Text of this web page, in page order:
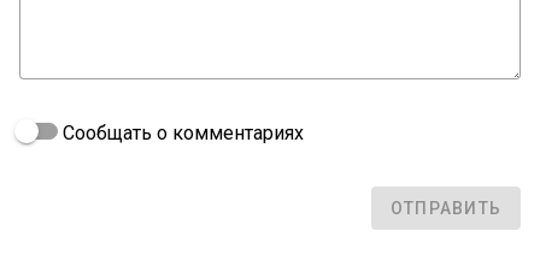
Сообщать о комментариях
ОТПРАВИТЬ